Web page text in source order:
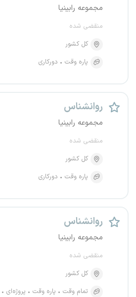
مجموعه رابینیا
منقضی شده
کل کشور
پاره وقت
دورکاری
روانشناس
مجموعه رابینیا
منقضی شده
کل کشور
پاره وقت
دورکاری
روانشناس
مجموعه رابینیا
منقضی شده
کل کشور
تمام وقت
پاره وقت پروژه‌ای